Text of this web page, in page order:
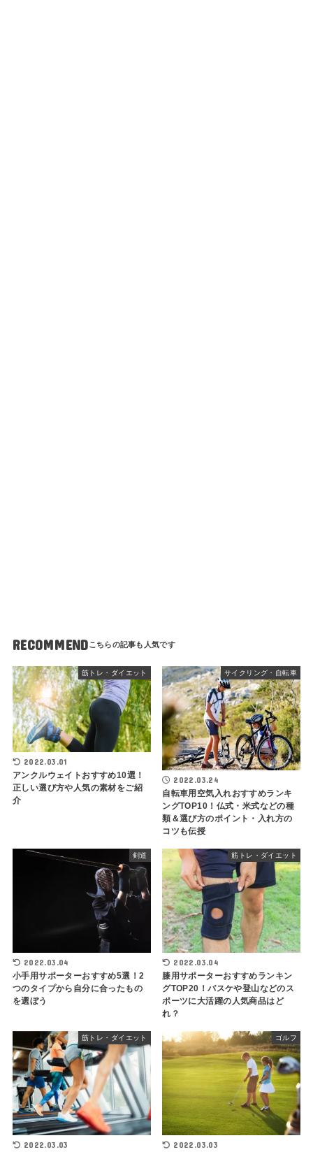
RECOMMEND
筋トレ・ダイエット
2022.03.01
アンクルウェイトおすすめ10選！
正しい選び方や人気の素材をご紹
介
サイクリング・自転車
2022.03.24
自転車用空気入れおすすめランキ
ングTOP10！仏式・米式などの種
類＆選び方のポイント・入れ方の
コツも伝授
剣道
2022.03.04
小手用サポーターおすすめ5選！2
つのタイプから自分に合ったもの
を選ぼう
筋トレ・ダイエット
2022.03.04
膝用サポーターおすすめランキン
グTOP20！バスケや登山などのス
ポーツに大活躍の人気商品はど
れ？
筋トレ・ダイエット
2022.03.03
ゴルフ
2022.03.03